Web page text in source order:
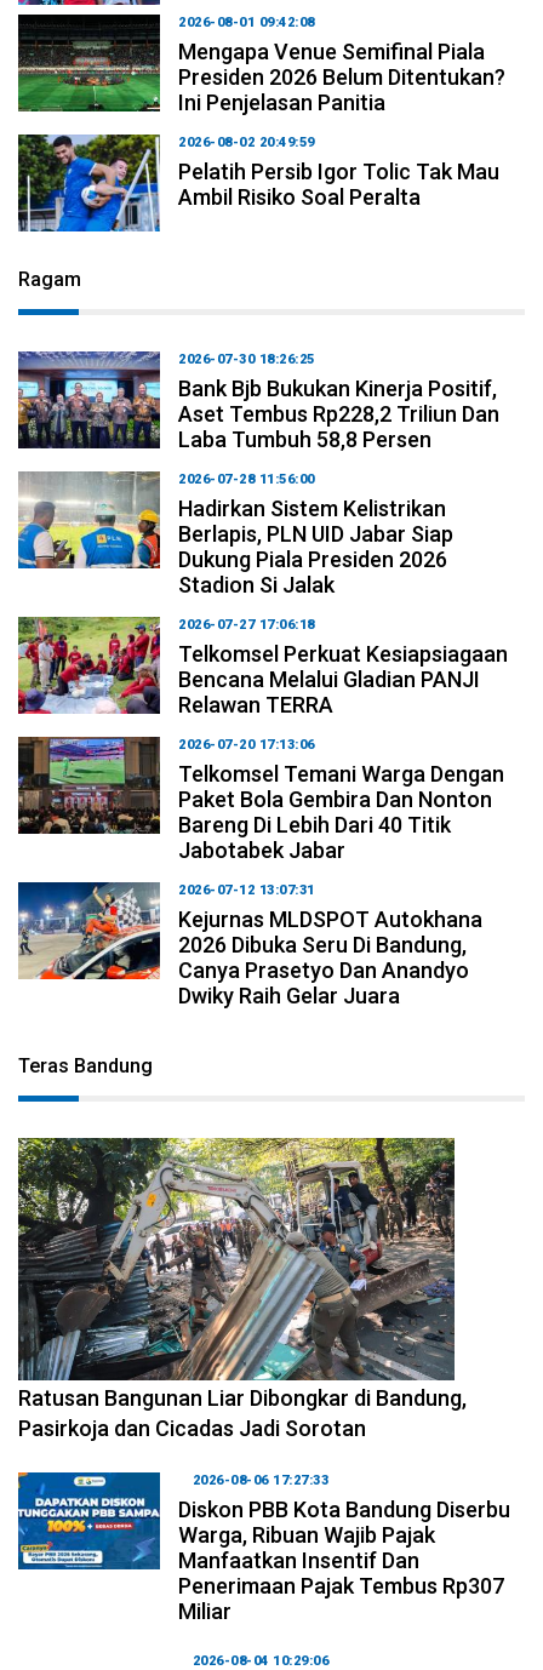
2026-08-01 09:42:08
Mengapa Venue Semifinal Piala
Presiden 2026 Belum Ditentukan?
Ini Penjelasan Panitia
2026-08-02 20:49:59
Pelatih Persib Igor Tolic Tak Mau
Ambil Risiko Soal Peralta
Ragam
2026-07-30 18:26:25
Bank Bjb Bukukan Kinerja Positif,
Aset Tembus Rp228,2 Triliun Dan
Laba Tumbuh 58,8 Persen
2026-07-28 11:56:00
Hadirkan Sistem Kelistrikan
Berlapis, PLN UID Jabar Siap
Dukung Piala Presiden 2026
Stadion Si Jalak
2026-07-27 17:06:18
Telkomsel Perkuat Kesiapsiagaan
Bencana Melalui Gladian PANJI
Relawan TERRA
2026-07-20 17:13:06
Telkomsel Temani Warga Dengan
Paket Bola Gembira Dan Nonton
Bareng Di Lebih Dari 40 Titik
Jabotabek Jabar
2026-07-12 13:07:31
Kejurnas MLDSPOT Autokhana
2026 Dibuka Seru Di Bandung,
Canya Prasetyo Dan Anandyo
Dwiky Raih Gelar Juara
Teras Bandung
2026-08-06 17:34:08
Ratusan Bangunan Liar Dibongkar di Bandung,
Pasirkoja dan Cicadas Jadi Sorotan
2026-08-06 17:27:33
Diskon PBB Kota Bandung Diserbu
Warga, Ribuan Wajib Pajak
Manfaatkan Insentif Dan
Penerimaan Pajak Tembus Rp307
Miliar
2026-08-04 10:29:06